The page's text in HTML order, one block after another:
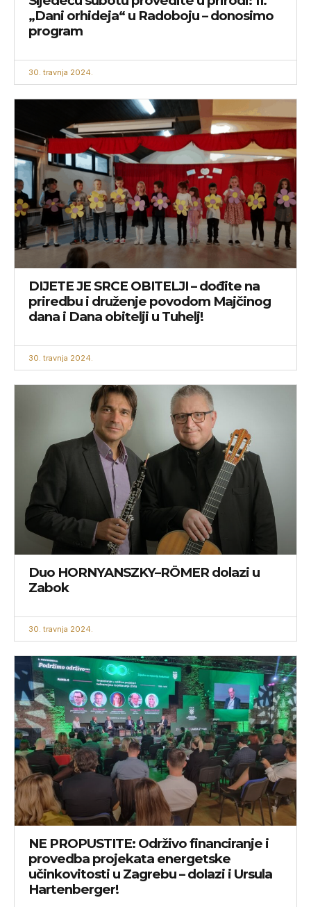
„Dani orhideja“ u Radoboju – donosimo
program
30. travnja 2024.
DIJETE JE SRCE OBITELJI – dođite na
priredbu i druženje povodom Majčinog
dana i Dana obitelji u Tuhelj!
30. travnja 2024.
Duo HORNYANSZKY–RÖMER dolazi u
Zabok
30. travnja 2024.
NE PROPUSTITE: Održivo financiranje i
provedba projekata energetske
učinkovitosti u Zagrebu – dolazi i Ursula
Hartenberger!